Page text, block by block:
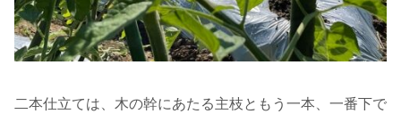
二本仕立ては、木の幹にあたる主枝ともう一本、一番下で